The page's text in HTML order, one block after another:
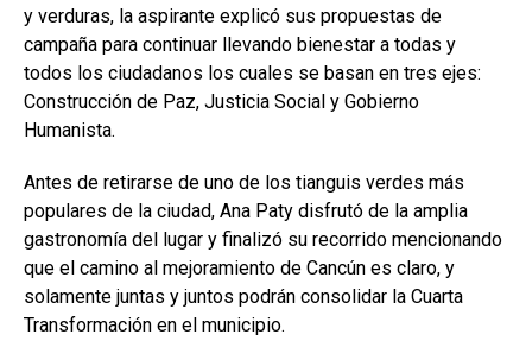
y verduras, la aspirante explicó sus propuestas de
campaña para continuar llevando bienestar a todas y
todos los ciudadanos los cuales se basan en tres ejes:
Construcción de Paz, Justicia Social y Gobierno
Humanista.
Antes de retirarse de uno de los tianguis verdes más
populares de la ciudad, Ana Paty disfrutó de la amplia
gastronomía del lugar y finalizó su recorrido mencionando
que el camino al mejoramiento de Cancún es claro, y
solamente juntas y juntos podrán consolidar la Cuarta
Transformación en el municipio.